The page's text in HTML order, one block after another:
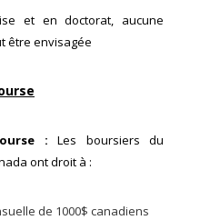
et en doctorat, aucune
être envisagée
:Les boursiers du
ont droit à :
de 1000$ canadiens